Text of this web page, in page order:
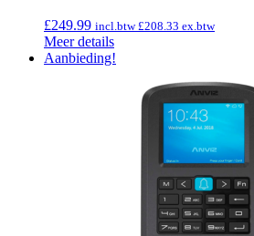
£249.99 incl.btw£208.33 ex.btw
Meer details
Aanbieding!